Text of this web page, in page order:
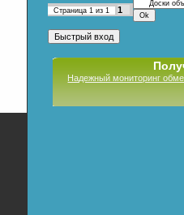
Страница 1 из 1 1
Надежный мониторинг